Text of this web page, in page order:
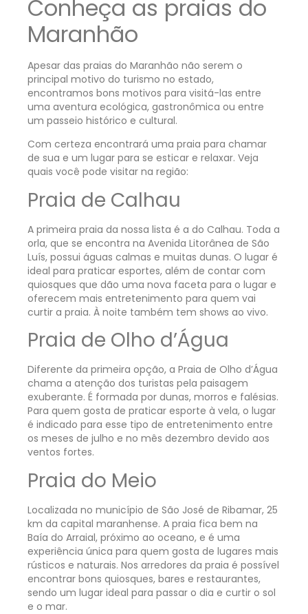
Conheça as praias do
Maranhão
Apesar das praias do Maranhão não serem o
principal motivo do turismo no estado,
encontramos bons motivos para visitá-las entre
uma aventura ecológica, gastronômica ou entre
um passeio histórico e cultural.
Com certeza encontrará uma praia para chamar
de sua e um lugar para se esticar e relaxar. Veja
quais você pode visitar na região:
Praia de Calhau
A primeira praia da nossa lista é a do Calhau. Toda a
orla, que se encontra na Avenida Litorânea de São
Luís, possui águas calmas e muitas dunas. O lugar é
ideal para praticar esportes, além de contar com
quiosques que dão uma nova faceta para o lugar e
oferecem mais entretenimento para quem vai
curtir a praia. À noite também tem shows ao vivo.
Praia de Olho d’Água
Diferente da primeira opção, a Praia de Olho d’Água
chama a atenção dos turistas pela paisagem
exuberante. É formada por dunas, morros e falésias.
Para quem gosta de praticar esporte à vela, o lugar
é indicado para esse tipo de entretenimento entre
os meses de julho e no mês dezembro devido aos
ventos fortes.
Praia do Meio
Localizada no município de São José de Ribamar, 25
km da capital maranhense. A praia fica bem na
Baía do Arraial, próximo ao oceano, e é uma
experiência única para quem gosta de lugares mais
rústicos e naturais. Nos arredores da praia é possível
encontrar bons quiosques, bares e restaurantes,
sendo um lugar ideal para passar o dia e curtir o sol
e o mar.